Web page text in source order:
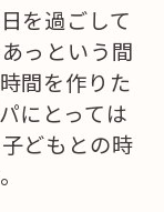
を過ごして
っという間
間を作りた
にとっては
どもとの時